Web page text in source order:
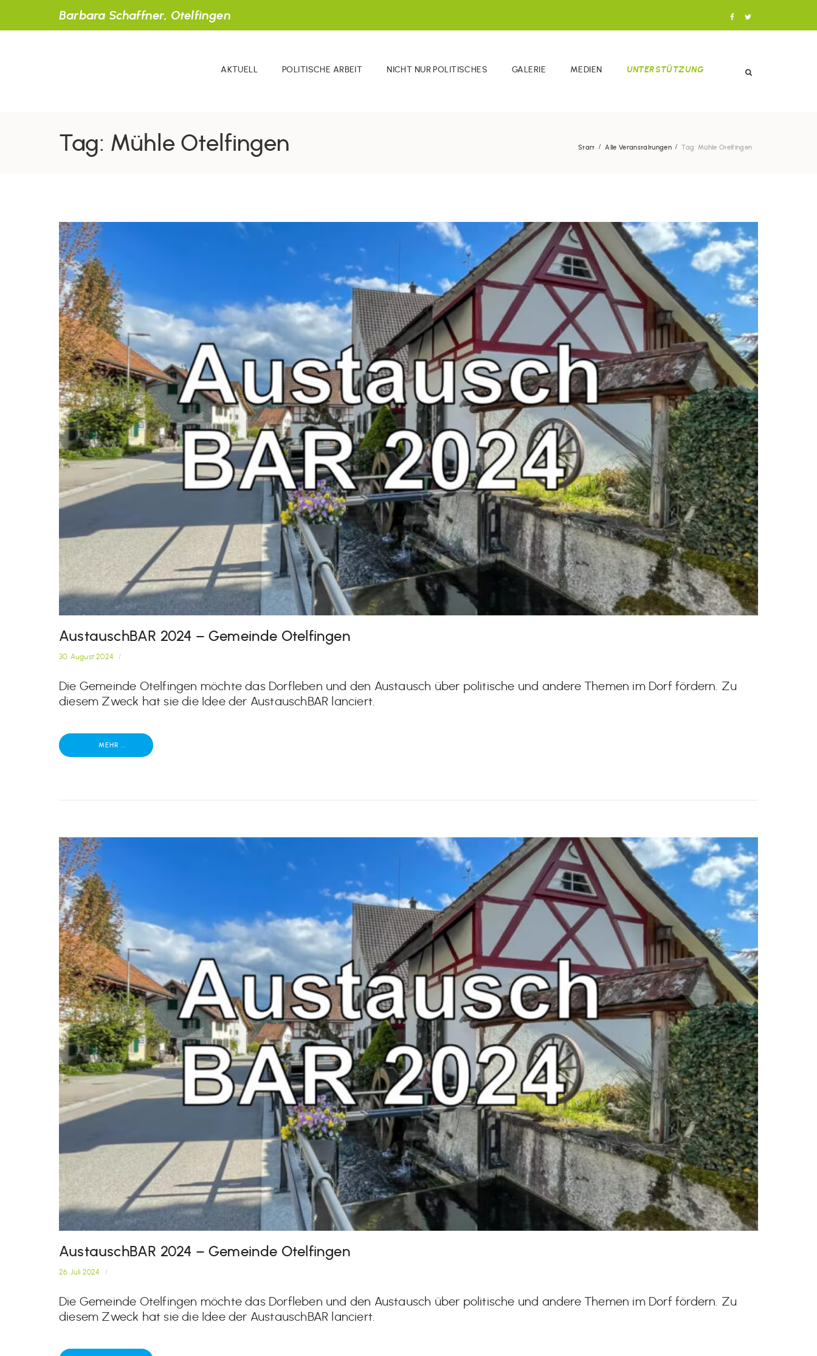
Barbara Schaffner, Otelfingen
AKTUELL POLITISCHE ARBEIT NICHT NUR POLITISCHES GALERIE MEDIEN UNTERSTÜTZUNG
Start Alle Veranstaltungen Tag: Mühle Otelfingen
Tag: Mühle Otelfingen
AustauschBAR 2024 – Gemeinde Otelfingen
30. August 2024 /
Die Gemeinde Otelfingen möchte das Dorfleben und den Austausch über politische und andere Themen im Dorf fördern. Zu
diesem Zweck hat sie die Idee der AustauschBAR lanciert.
MEHR ...
AustauschBAR 2024 – Gemeinde Otelfingen
26. Juli 2024 /
Die Gemeinde Otelfingen möchte das Dorfleben und den Austausch über politische und andere Themen im Dorf fördern. Zu
diesem Zweck hat sie die Idee der AustauschBAR lanciert.